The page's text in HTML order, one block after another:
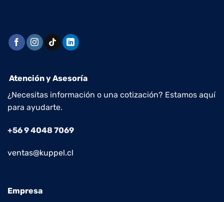
Atención y Asesoría
¿Necesitas información o una cotización? Estamos aquí
para ayudarte.
+56 9 4048 7069
ventas@kuppel.cl
Empresa